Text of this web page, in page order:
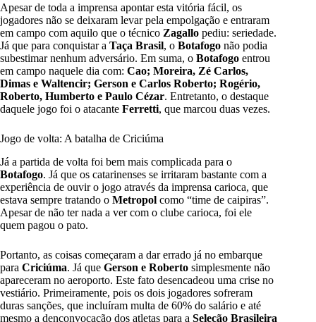
Apesar de toda a imprensa apontar esta vitória fácil, os
jogadores não se deixaram levar pela empolgação e entraram
em campo com aquilo que o técnico Zagallo pediu: seriedade.
Já que para conquistar a Taça Brasil, o Botafogo não podia
subestimar nenhum adversário. Em suma, o Botafogo entrou
em campo naquele dia com: Cao; Moreira, Zé Carlos,
Dimas e Waltencir; Gerson e Carlos Roberto; Rogério,
Roberto, Humberto e Paulo Cézar. Entretanto, o destaque
daquele jogo foi o atacante Ferretti, que marcou duas vezes.
Jogo de volta: A batalha de Criciúma
Já a partida de volta foi bem mais complicada para o
Botafogo. Já que os catarinenses se irritaram bastante com a
experiência de ouvir o jogo através da imprensa carioca, que
estava sempre tratando o Metropol como “time de caipiras”.
Apesar de não ter nada a ver com o clube carioca, foi ele
quem pagou o pato.
Portanto, as coisas começaram a dar errado já no embarque
para Criciúma. Já que Gerson e Roberto simplesmente não
apareceram no aeroporto. Este fato desencadeou uma crise no
vestiário. Primeiramente, pois os dois jogadores sofreram
duras sanções, que incluíram multa de 60% do salário e até
mesmo a denconvocação dos atletas para a Seleção Brasileira